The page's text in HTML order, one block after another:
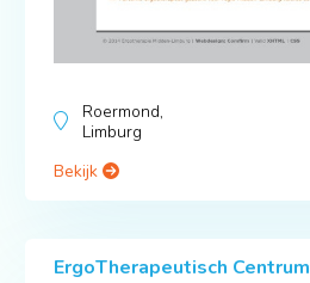
Roermond,
Limburg
Bekijk
ErgoTherapeutisch Centrum